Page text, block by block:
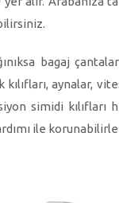
bagaj
aynalar,
simidi
ile